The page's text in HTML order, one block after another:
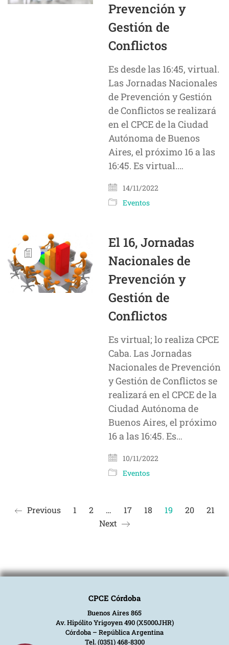
Prevención y
Gestión de
Conflictos
Es desde las 16:45, virtual.
Las Jornadas Nacionales
de Prevención y Gestión
de Conflictos se realizará
en el CPCE de la Ciudad
Autónoma de Buenos
Aires, el próximo 16 a las
16:45. Es virtual.…
14/11/2022
Eventos
El 16, Jornadas
Nacionales de
Prevención y
Gestión de
Conflictos
Es virtual; lo realiza CPCE
Caba. Las Jornadas
Nacionales de Prevención
y Gestión de Conflictos se
realizará en el CPCE de la
Ciudad Autónoma de
Buenos Aires, el próximo
16 a las 16:45. Es…
10/11/2022
Eventos
Previous 1 2 … 17 18 19 20
21
Next
CPCE Córdoba
Buenos Aires 865
Av. Hipólito Yrigoyen 490 (X5000JHR)
Córdoba – República Argentina
Tel. (0351) 468-8300